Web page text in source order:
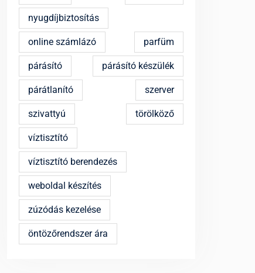
nyugdíjbiztosítás
online számlázó parfüm
párásító párásító készülék
párátlanító szerver
szivattyú törölköző
víztisztító
víztisztító berendezés
weboldal készítés
zúzódás kezelése
öntözőrendszer ára